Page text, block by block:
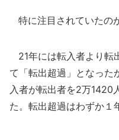
特に注目されていたの
21年には転入者より転
て「転出超過」となった
入者が転出者を2万1420
た。転出超過はわずか１